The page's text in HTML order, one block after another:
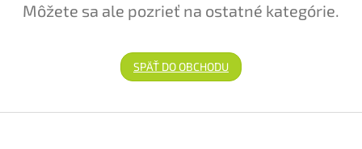
Môžete sa ale pozrieť na ostatné kategórie.
SPÄŤ DO OBCHODU